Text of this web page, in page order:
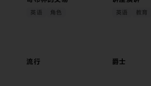
英语 角色 英语 教育
流行 爵士